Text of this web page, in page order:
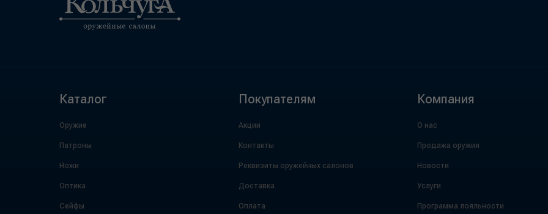
Каталог
Оружие
Патроны
Ножи
Оптика
Сейфы
Покупателям
Акции
Контакты
Реквизиты оружейных салонов
Доставка
Оплата
Компания
О нас
Продажа оружия
Новости
Услуги
Программа лояльности